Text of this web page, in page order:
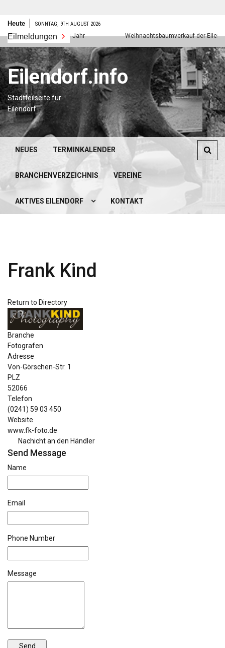
Zum
springen
Heute SONNTAG, 9TH AUGUST 2026
Eilmeldungen
Frohes neues Jahr Weihnachtsbaumverkauf der
Eilendorf.info
Stadtteilseite für
Eilendorf
NEUES TERMINKALENDER
BRANCHENVERZEICHNIS VEREINE
AKTIVES EILENDORF KONTAKT
Frank Kind
Return to Directory
Branche
Fotografen
Adresse
Von-Görschen-Str. 1
PLZ
52066
Telefon
(0241) 59 03 450
Website
www.fk-foto.de
Nachicht an den Händler
Send Message
Name
Email
Phone Number
Message